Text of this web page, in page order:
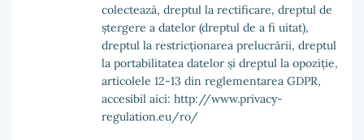
colectează, dreptul la rectificare, dreptul de
ștergere a datelor (dreptul de a fi uitat),
dreptul la restricționarea prelucrării, dreptul
la portabilitatea datelor și dreptul la opoziție,
articolele 12-13 din reglementarea GDPR,
accesibil aici: http://www.privacy-
regulation.eu/ro/